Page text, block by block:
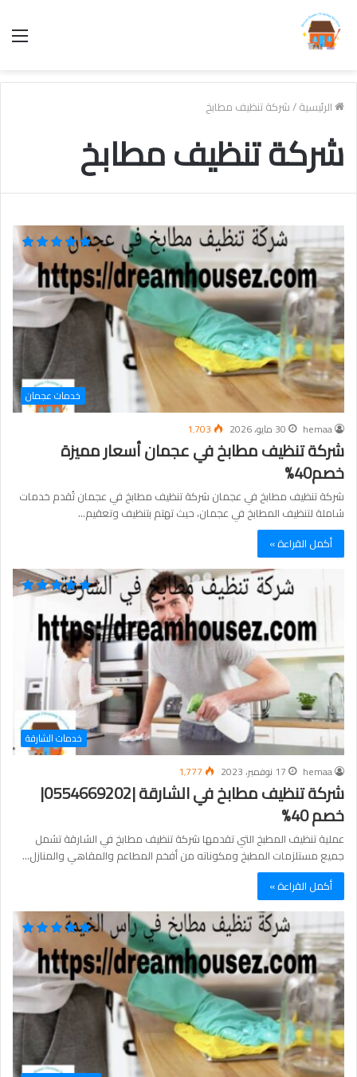
الرئيسية/شركة تنظيف مطابخ
شركة تنظيف مطابخ
خدمات عجمان
hemaa
30 مايو، 2026 1٬703
شركة تنظيف مطابخ في عجمان أسعار مميزة
خصم40%
شركة تنظيف مطابخ في عجمان شركة تنظيف مطابخ في عجمان تُقدم خدمات
شاملة لتنظيف المطابخ في عجمان، حيث تهتم بتنظيف وتعقيم…
أكمل القراءة »
خدمات الشارقة
hemaa
17 نوفمبر، 2023 1٬777
شركة تنظيف مطابخ في الشارقة |0554669202|
خصم 40%
عملية تنظيف المطبخ التي تقدمها شركة تنظيف مطابخ في الشارقة تشمل
جميع مستلزمات المطبخ ومكوناته من أفخم المطاعم والمقاهي والمنازل…
أكمل القراءة »